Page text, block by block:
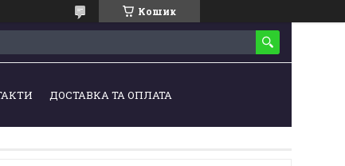
Кошик
ДОСТАВКА ТА ОПЛАТА